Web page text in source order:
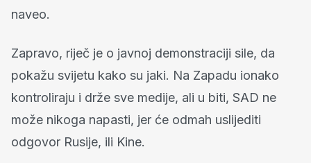
naveo.
Zapravo, riječ je o javnoj demonstraciji sile, da
pokažu svijetu kako su jaki. Na Zapadu ionako
kontroliraju i drže sve medije, ali u biti, SAD ne
može nikoga napasti, jer će odmah uslijediti
odgovor Rusije, ili Kine.